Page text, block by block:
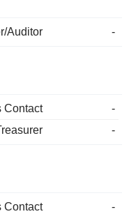
Auditor -
Contact
-
-
Contact -